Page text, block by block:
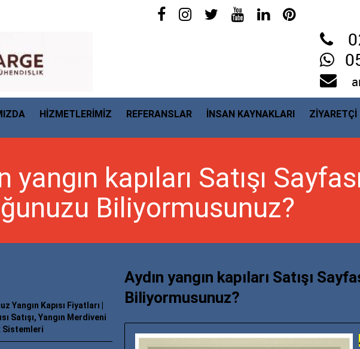
HİZMETLERİMİZ REFERANSLAR İNSAN KAYNAKLARI ZİYARETÇİ
yangın kapıları Satışı
Biliyormusunuz?
Yangın Kapısı Fiyatları |
Satışı, Yangın Merdiveni
Sistemleri
Aydın yangın kapıları Satışı
Biliyormusunuz?